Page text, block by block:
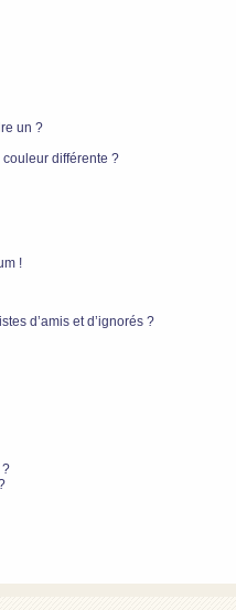
un ?
différente ?
!
d’amis et d’ignorés ?
?